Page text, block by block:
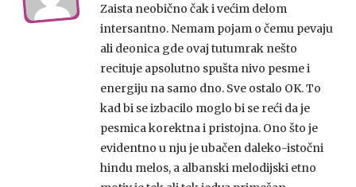
Zaista neobično čak i većim delom
intersantno. Nemam pojam o čemu pevaju
ali deonica gde ovaj tutumrak nešto
recituje apsolutno spušta nivo pesme i
energiju na samo dno. Sve ostalo OK. To
kad bi se izbacilo moglo bi se reći da je
pesmica korektna i pristojna. Ono što je
evidentno u nju je ubačen daleko-istočni
hindu melos, a albanski melodijski etno